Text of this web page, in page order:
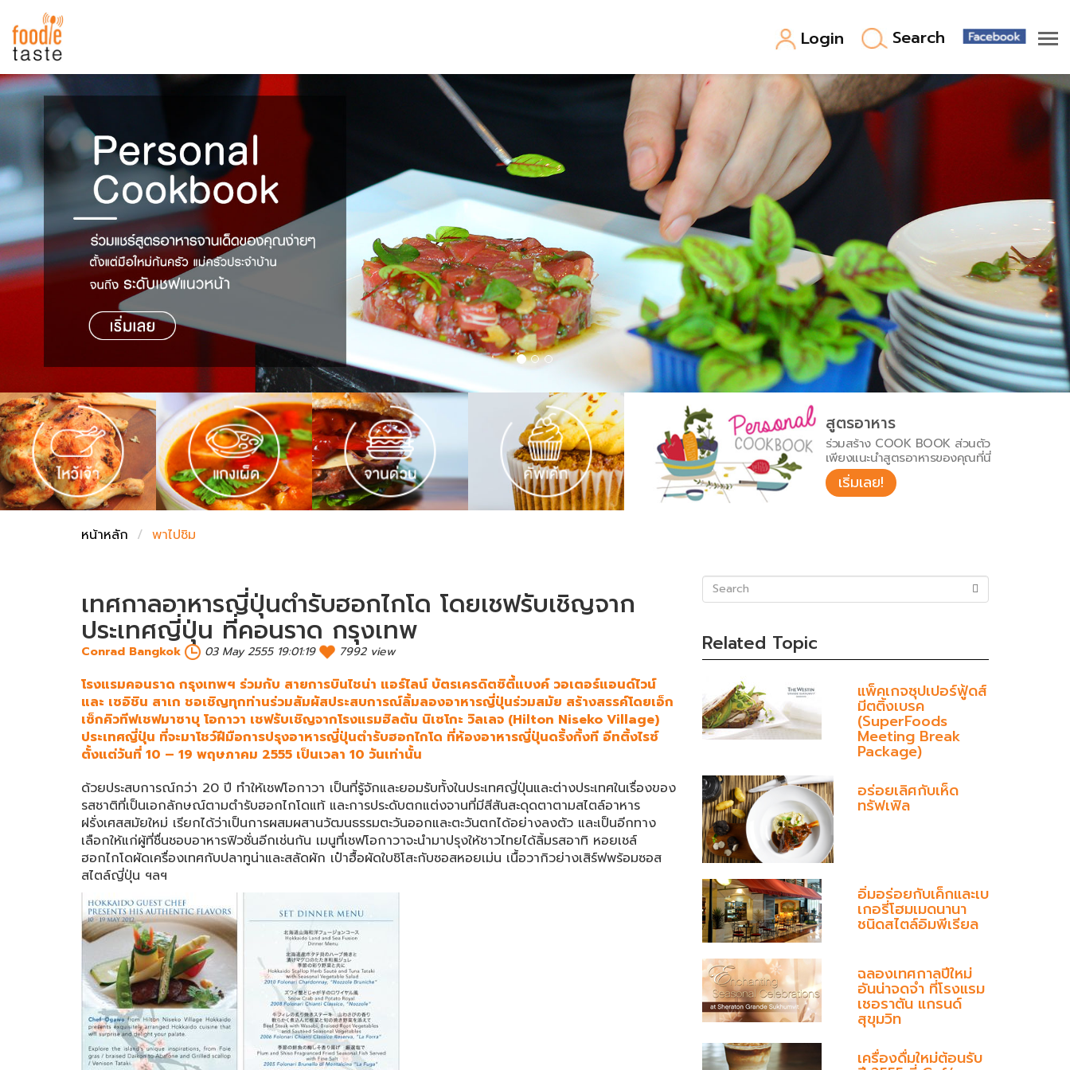
Login Search
สูตรอาหาร
สูตรอาหารล่าสุด
Top Foodie
พาไปชิม
สารพันก้นครัว
เคล็ดลับน่ารู้
เปรียบเทียบหน่วยการตวง
เปรียบเทียบอุณหภูมิ
เปรียบเทียบน้ำหนักวัตถุดิบ
ชั่งตวงเนย
FoodPedia
สร้าง Cookbook
สูตรอาหาร
ร่วมสร้าง COOK BOOK ส่วนตัว
เพียงแนะนำสูตรอาหารของคุณที่นี่
เริ่มเลย!
หน้าหลัก พาไปชิม
เทศกาลอาหารญี่ปุ่นตำรับฮอกไกโด โดยเชฟรับเชิญจาก
ประเทศญี่ปุ่น ที่คอนราด กรุงเทพ
Conrad Bangkok 03 May 2555 19:01:19 7992 view
โรงแรมคอนราด กรุงเทพฯ ร่วมกับ สายการบินไชน่า แอร์ไลน์ บัตรเครดิตซิตี้แบงค์ วอเตอร์แอนด์ไวน์
และ เซอิชิน สาเก ชอเชิญทุกท่านร่วมสัมผัสประสบการณ์ลิ้มลองอาหารญี่ปุ่นร่วมสมัย สร้างสรรค์โดยเอ็ก
เซ็กคิวทีฟเชฟมาซาบุ โอกาวา เชฟรับเชิญจากโรงแรมฮิลตัน นิเซโกะ วิลเลจ (Hilton Niseko Village)
ประเทศญี่ปุ่น ที่จะมาโชว์ฝีมือการปรุงอาหารญี่ปุ่นตำรับฮอกไกโด ที่ห้องอาหารญี่ปุ่นดริ้งกิ้งที อีทติ้งไรซ์
ตั้งแต่วันที่ 10 – 19 พฤษภาคม 2555 เป็นเวลา 10 วันเท่านั้น
ด้วยประสบการณ์กว่า 20 ปี ทำให้เชฟโอกาวา เป็นที่รู้จักและยอมรับทั้งในประเทศญี่ปุ่นและต่างประเทศในเรื่องของ
รสชาติที่เป็นเอกลักษณ์ตามตำรับฮอกไกโดแท้ และการประดับตกแต่งจานที่มีสีสันสะดุดตาตามสไตล์อาหาร
ฝรั่งเศสสมัยใหม่ เรียกได้ว่าเป็นการผสมผสานวัฒนธรรมตะวันออกและตะวันตกได้อย่างลงตัว และเป็นอีกทาง
เลือกให้แก่ผู้ที่ชื่นชอบอาหารฟิวชั่นอีกเช่นกัน เมนูที่เชฟโอกาวาจะนำมาปรุงให้ชาวไทยได้ลิ้มรสอาทิ หอยเชล์
ฮอกไกโดผัดเครื่องเทศกับปลาทูน่าและสลัดผัก เป๋าฮื้อผัดใบชิโสะกับซอสหอยเม่น เนื้อวากิวย่างเสิร์ฟพร้อมซอส
สไตล์ญี่ปุ่น ฯลฯ
Related Topic
แพ็คเกจซุปเปอร์ฟู้ดส์
มีตติ้งเบรค
(SuperFoods
Meeting Break
Package)
อร่อยเลิศกับเห็ด
ทรัฟเฟิล
อิ่มอร่อยกับเค็กและเบ
เกอรี่โฮมเมดนานา
ชนิดสไตล์อิมพีเรียล
ฉลองเทศกาลปีใหม่
อันน่าจดจำ ที่โรงแรม
เชอราตัน แกรนด์
สุขุมวิท
เครื่องดื่มใหม่ต้อนรับ